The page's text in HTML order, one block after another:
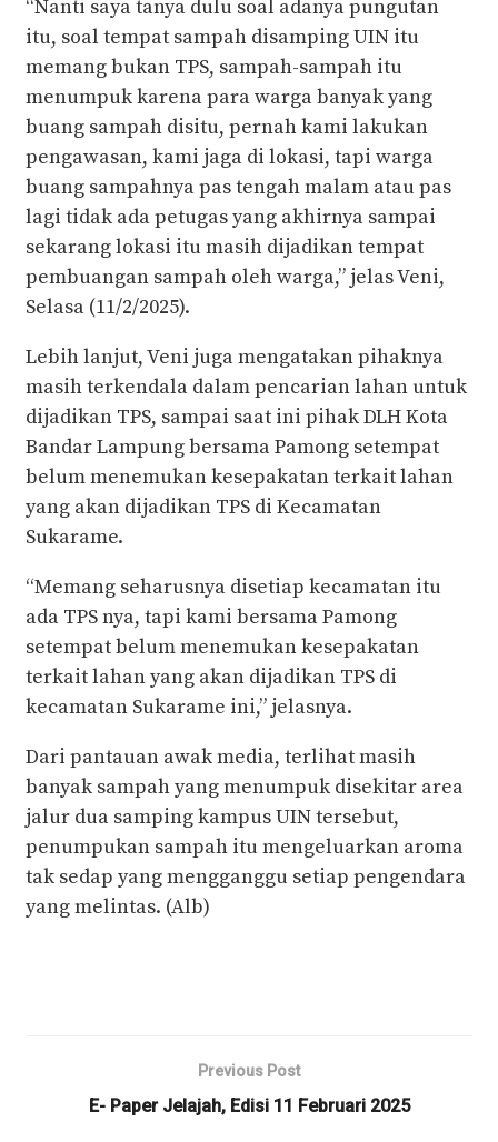
“Nanti saya tanya dulu soal adanya pungutan
itu, soal tempat sampah disamping UIN itu
memang bukan TPS, sampah-sampah itu
menumpuk karena para warga banyak yang
buang sampah disitu, pernah kami lakukan
pengawasan, kami jaga di lokasi, tapi warga
buang sampahnya pas tengah malam atau pas
lagi tidak ada petugas yang akhirnya sampai
sekarang lokasi itu masih dijadikan tempat
pembuangan sampah oleh warga,” jelas Veni,
Selasa (11/2/2025).
Lebih lanjut, Veni juga mengatakan pihaknya
masih terkendala dalam pencarian lahan untuk
dijadikan TPS, sampai saat ini pihak DLH Kota
Bandar Lampung bersama Pamong setempat
belum menemukan kesepakatan terkait lahan
yang akan dijadikan TPS di Kecamatan
Sukarame.
“Memang seharusnya disetiap kecamatan itu
ada TPS nya, tapi kami bersama Pamong
setempat belum menemukan kesepakatan
terkait lahan yang akan dijadikan TPS di
kecamatan Sukarame ini,” jelasnya.
Dari pantauan awak media, terlihat masih
banyak sampah yang menumpuk disekitar area
jalur dua samping kampus UIN tersebut,
penumpukan sampah itu mengeluarkan aroma
tak sedap yang mengganggu setiap pengendara
yang melintas. (Alb)
Previous Post
E- Paper Jelajah, Edisi 11 Februari 2025